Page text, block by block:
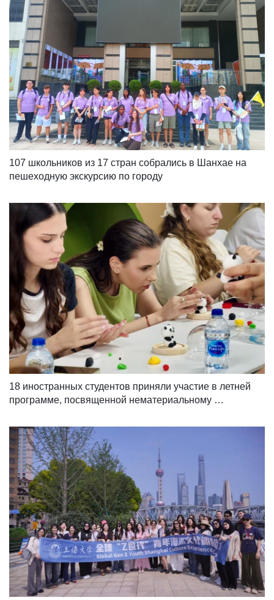
107 школьников из 17 стран собрались в Шанхае на
пешеходную экскурсию по городу
18 иностранных студентов приняли участие в летней
программе, посвященной нематериальному